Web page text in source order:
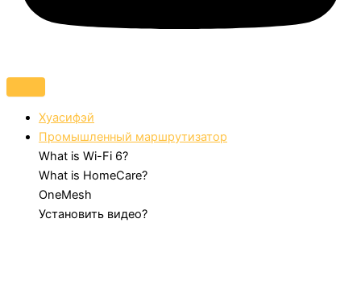
Хуасифэй
Промышленный маршрутизатор
What is Wi-Fi 6?
What is HomeCare?
OneMesh
Установить видео?